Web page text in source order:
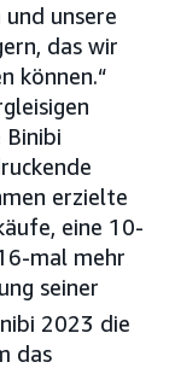
unsere
das wir
können.“
erzielte
eine 10-
mal mehr
seiner
2023 die
das